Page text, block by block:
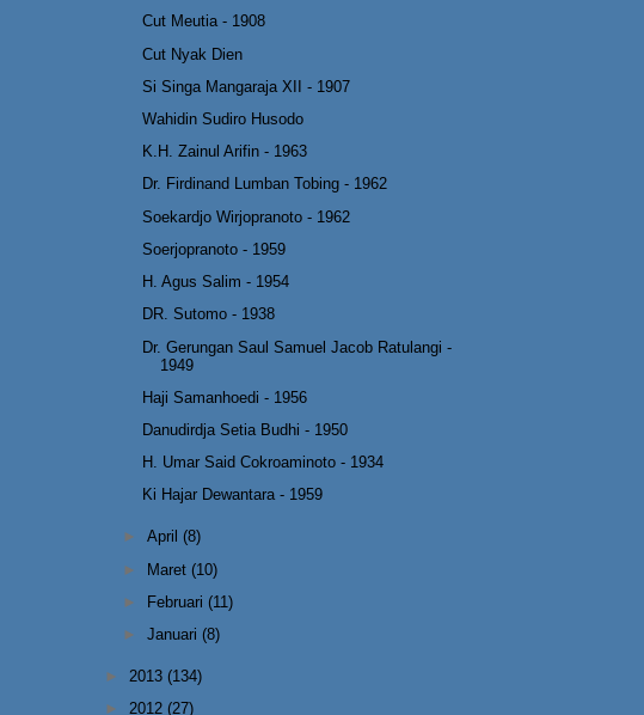
Cut Meutia - 1908
Cut Nyak Dien
Si Singa Mangaraja XII - 1907
Wahidin Sudiro Husodo
K.H. Zainul Arifin - 1963
Dr. Firdinand Lumban Tobing - 1962
Soekardjo Wirjopranoto - 1962
Soerjopranoto - 1959
H. Agus Salim - 1954
DR. Sutomo - 1938
Dr. Gerungan Saul Samuel Jacob Ratulangi -
1949
Haji Samanhoedi - 1956
Danudirdja Setia Budhi - 1950
H. Umar Said Cokroaminoto - 1934
Ki Hajar Dewantara - 1959
►April(8)
► Maret(10)
►
Februari(11)
►Januari(8)
► 2013 (134)
► 2012 (27)